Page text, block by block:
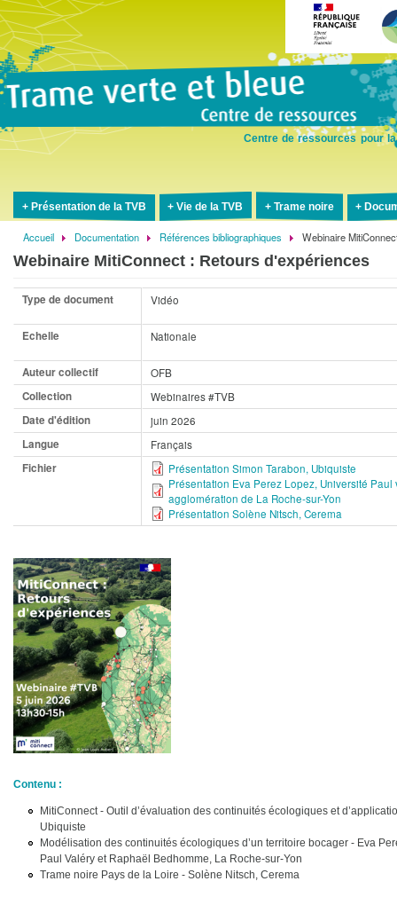
Centre de ressources pour
Présentation de la TVB Vie de la TVB Trame noire
Fil
d'Ariane
Accueil Documentation Références bibliographiques Webinaire
Webinaire MitiConnect : Retours d'expériences
Type de document Vidéo
Echelle Nationale
Auteur collectif
OFB
Collection
Webinaires #TVB
Date d'édition
juin 2026
Langue
Français
Fichier
Présentation Simon Tarabon, Ubiquiste
Présentation Eva Perez Lopez, Université
agglomération de La Roche-sur-Yon
Présentation Solène Nitsch, Cerema
Contenu :
MitiConnect - Outil d’évaluation des continuités écologiques et
Ubiquiste
Modélisation des continuités écologiques d’un territoire bocager - Eva
Paul Valéry et Raphaël Bedhomme, La Roche-sur-Yon
Trame noire Pays de la Loire - Solène Nitsch, Cerema